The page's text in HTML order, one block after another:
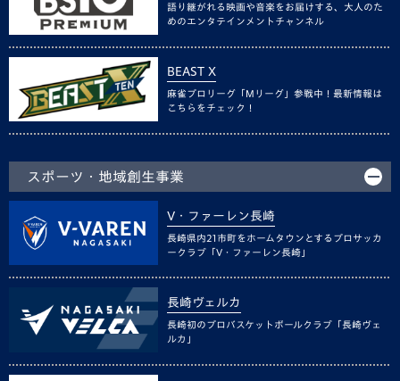
語り継がれる映画や音楽をお届けする、大人のた
めのエンタテインメントチャンネル
BEAST X
麻雀プロリーグ「Mリーグ」参戦中！最新情報は
こちらをチェック！
スポーツ・地域創生事業
V・ファーレン長崎
長崎県内21市町をホームタウンとするプロサッカ
ークラブ「V・ファーレン長崎」
長崎ヴェルカ
長崎初のプロバスケットボールクラブ「長崎ヴェ
ルカ」